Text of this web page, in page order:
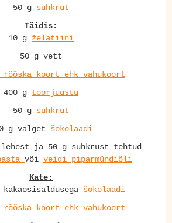
50 g suhkrut
Täidis:
10 g želatiini
50 g vett
rõõska koort ehk vahukoort
400 g toorjuustu
50 g suhkrut
g valget šokolaadi
ja 50 g suhkrust tehtud
või veidi piparmündiõli
Kate:
kakaosisaldusega šokolaadi
rõõska koort ehk vahukoort